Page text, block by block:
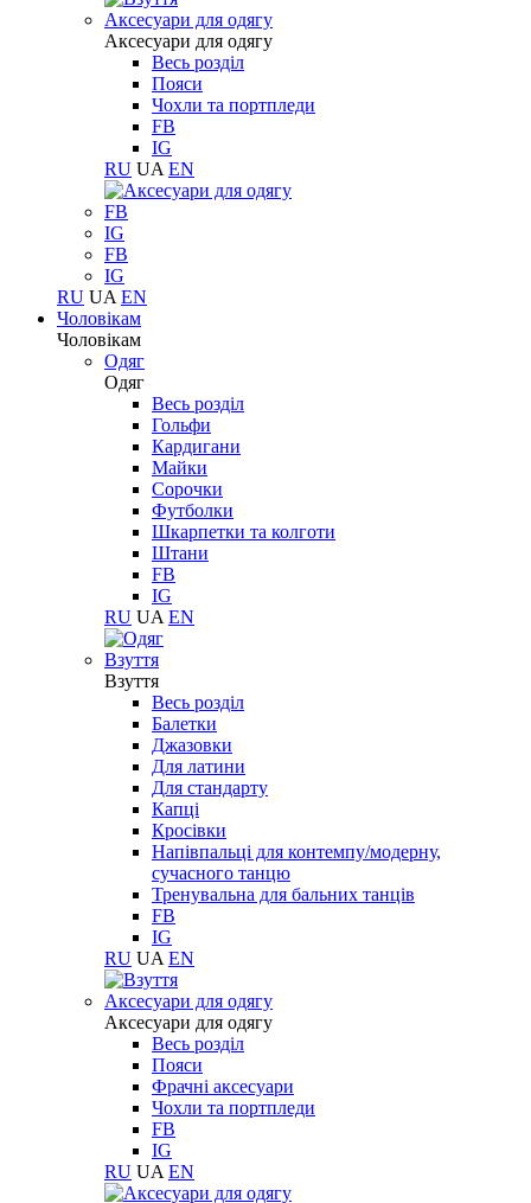
Aксесуари для одягу
Aксесуари для одягу
Весь розділ
Пояси
Чохли та портпледи
FB
IG
RU UA EN
FB
IG
FB
IG
RU UA EN
Чоловікам
Чоловікам
Одяг
Одяг
Весь розділ
Гольфи
Кардигани
Майки
Сорочки
Футболки
Шкарпетки та колготи
Штани
FB
IG
RU UA EN
Взуття
Взуття
Весь розділ
Балетки
Джазовки
Для латини
Для стандарту
Капці
Кросівки
Напівпальці для контемпу/модерну,
сучасного танцю
Тренувальна для бальних танців
FB
IG
RU UA EN
Aксесуари для одягу
Aксесуари для одягу
Весь розділ
Пояси
Фрачні аксесуари
Чохли та портпледи
FB
IG
RU UA EN